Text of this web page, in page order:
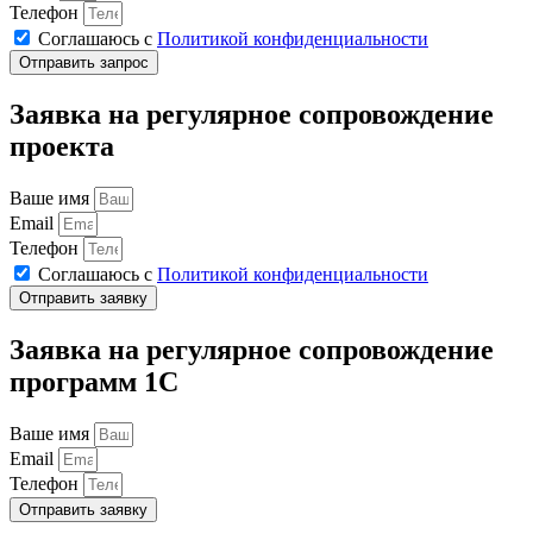
Телефон
Соглашаюсь с Политикой конфиденциальности
Отправить запрос
Заявка на регулярное сопровождение
проекта
Ваше имя
Email
Телефон
Соглашаюсь с Политикой конфиденциальности
Отправить заявку
Заявка на регулярное сопровождение
программ 1С
Ваше имя
Email
Телефон
Отправить заявку